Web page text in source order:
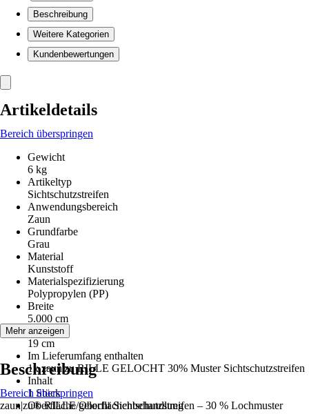
Beschreibung
Weitere Kategorien
Kundenbewertungen
Artikeldetails
Bereich überspringen
Gewicht
6 kg
Artikeltyp
Sichtschutzstreifen
Anwendungsbereich
Zaun
Grundfarbe
Grau
Material
Kunststoff
Materialspezifizierung
Polypropylen (PP)
Breite
5.000 cm
Höhe
19 cm
Im Lieferumfang enthalten
1x zaun|zu RILLE GELOCHT 30% Muster Sichtschutzstreifen
Inhalt
1 Stück
Oberfläche/Oberflächenbehandlung
Mehr anzeigen
Beschreibung
Bereich überspringen
zaun|zu® RILLE gelocht Sichtschutzstreifen – 30 % Lochmuster